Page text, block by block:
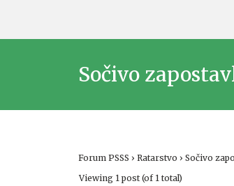
Sočivo
Forum PSSS › Ratarstvo › Sočivo
Viewing 1 post (of 1 total)